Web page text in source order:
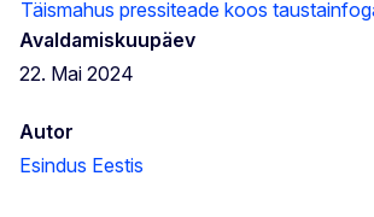
Täismahus pressiteade koos
Avaldamiskuupäev
22. Mai 2024
Autor
Esindus Eestis